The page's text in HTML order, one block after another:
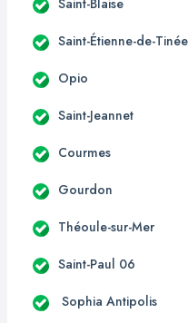
Saint-Étienne-de-Tinée
Opio
Saint-Jeannet
Courmes
Gourdon
Théoule-sur-Mer
Saint-Paul 06
Sophia Antipolis